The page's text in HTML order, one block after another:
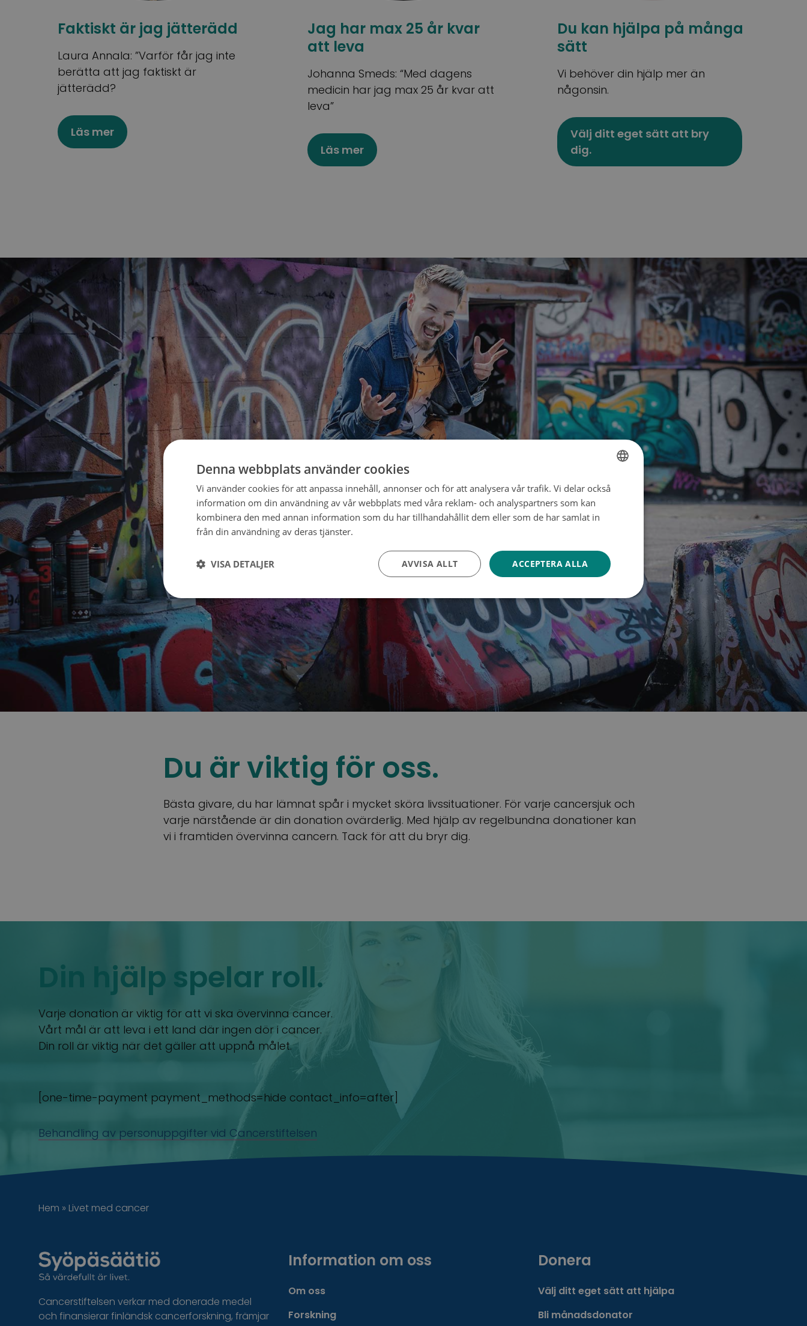
Faktiskt är jag jätterädd
Laura Annala: ”Varför får jag inte
berätta att jag faktiskt är
jätterädd?
Läs mer
Jag har max 25 år kvar
att leva
Johanna Smeds: “Med dagens
medicin har jag max 25 år kvar att
leva”
Läs mer
Du kan hjälpa på många
sätt
Vi behöver din hjälp mer än
någonsin.
Välj ditt eget sätt att bry
dig.
Du är viktig för oss.
Bästa givare, du har lämnat spår i mycket sköra livssituationer. För varje cancersjuk och
varje närstående är din donation ovärderlig. Med hjälp av regelbundna donationer kan
vi i framtiden övervinna cancern. Tack för att du bryr dig.
Din hjälp spelar roll.
Varje donation är viktig för att vi ska övervinna cancer.
Vårt mål är att leva i ett land där ingen dör i cancer.
Din roll är viktig när det gäller att uppnå målet.
[one-time-payment payment_methods=hide contact_info=after]
Behandling av personuppgifter vid Cancerstiftelsen
Hem » Livet med cancer
Cancerstiftelsen verkar med donerade medel
och finansierar finländsk cancerforskning, främjar
Information om oss
Om oss
Forskning
Donera
Välj ditt eget sätt att hjälpa
Bli månadsdonator
FINNISH
SWEDISH
Denna webbplats använder cookies
Vi använder cookies för att anpassa innehåll, annonser och för att analysera vår trafik. Vi delar också
information om din användning av vår webbplats med våra reklam- och analyspartners som kan
kombinera den med annan information som du har tillhandahållit dem eller som de har samlat in
från din användning av deras tjänster.
ACCEPTERA ALLA
AVVISA ALLT
VISA DETALJER